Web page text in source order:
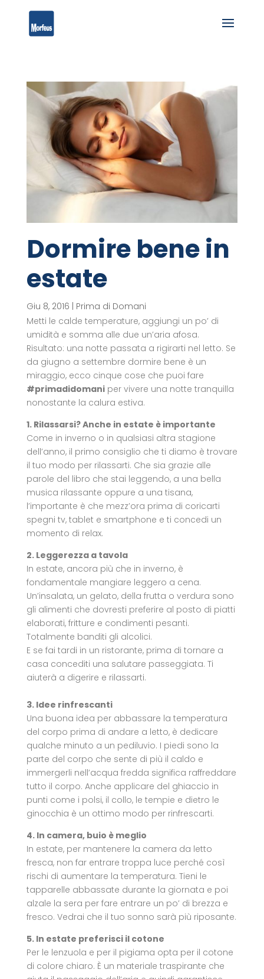
Dormire bene in
estate
Giu 8, 2016 | Prima di Domani
Metti le calde temperature, aggiungi un po’ di
umidità e somma alle due un’aria afosa.
Risultato: una notte passata a rigirarti nel letto. Se
da giugno a settembre dormire bene è un
miraggio, ecco cinque cose che puoi fare
#primadidomaniper vivere una notte tranquilla
nonostante la calura estiva.
1. Rilassarsi? Anche in estate è importante
Come in inverno o in qualsiasi altra stagione
dell’anno, il primo consiglio che ti diamo è trovare
il tuo modo per rilassarti. Che sia grazie alle
parole del libro che stai leggendo, a una bella
musica rilassante oppure a una tisana,
l’importante è che mezz’ora prima di coricarti
spegni tv, tablet e smartphone e ti concedi un
momento di relax.
2. Leggerezza a tavola
In estate, ancora più che in inverno, è
fondamentale mangiare leggero a cena.
Un’insalata, un gelato, della frutta o verdura sono
gli alimenti che dovresti preferire al posto di piatti
elaborati, fritture e condimenti pesanti.
Totalmente banditi gli alcolici.
E se fai tardi in un ristorante, prima di tornare a
casa concediti una salutare passeggiata. Ti
aiuterà a digerire e rilassarti.
3. Idee rinfrescanti
Una buona idea per abbassare la temperatura
del corpo prima di andare a letto, è dedicare
qualche minuto a un pediluvio. I piedi sono la
parte del corpo che sente di più il caldo e
immergerli nell’acqua fredda significa raffreddare
tutto il corpo. Anche applicare del ghiaccio in
punti come i polsi, il collo, le tempie e dietro le
ginocchia è un ottimo modo per rinfrescarti.
4. In camera, buio è meglio
In estate, per mantenere la camera da letto
fresca, non far entrare troppa luce perché così
rischi di aumentare la temperatura. Tieni le
tapparelle abbassate durante la giornata e poi
alzale la sera per fare entrare un po’ di brezza e
fresco. Vedrai che il tuo sonno sarà più riposante.
5. In estate preferisci il cotone
Per le lenzuola e per il pigiama opta per il cotone
di colore chiaro. È un materiale traspirante che